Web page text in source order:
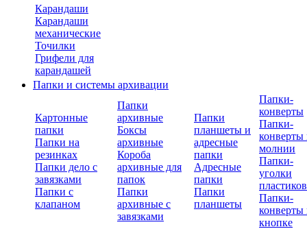
Карандаши
Карандаши
механические
Точилки
Грифели для
карандашей
Папки и системы архивации
Картонные
папки
Папки на
резинках
Папки дело с
завязками
Папки с
клапаном
Папки
архивные
Боксы
архивные
Короба
архивные для
папок
Папки
архивные с
завязками
Папки
планшеты и
адресные
папки
Адресные
папки
Папки
планшеты
Папки-
конверты
Папки-
конверты
молнии
Папки-
уголки
Папки-
конверты
кнопке